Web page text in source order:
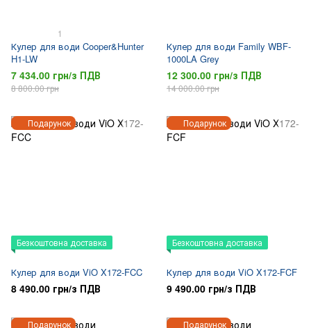
1
Кулер для води Cooper&Hunter
H1-LW
7 434.00 грн/з ПДВ
8 800.00 грн
Кулер для води Family WBF-
1000LA Grey
12 300.00 грн/з ПДВ
14 000.00 грн
Подарунок
Безкоштовна доставка
Кулер для води ViO X172-FCC
8 490.00 грн/з ПДВ
Подарунок
Безкоштовна доставка
Кулер для води ViO X172-FCF
9 490.00 грн/з ПДВ
Подарунок Подарунок